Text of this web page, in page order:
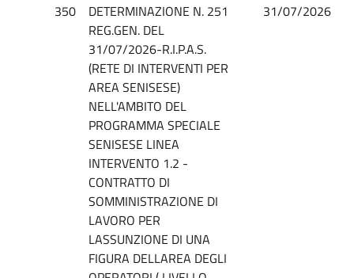
350
DETERMINAZIONE N. 251
REG.GEN. DEL
31/07/2026-R.I.P.A.S.
(RETE DI INTERVENTI PER
AREA SENISESE)
NELL'AMBITO DEL
PROGRAMMA SPECIALE
SENISESE LINEA
INTERVENTO 1.2 -
CONTRATTO DI
SOMMINISTRAZIONE DI
LAVORO PER
LASSUNZIONE DI UNA
FIGURA DELLAREA DEGLI
31/07/2026